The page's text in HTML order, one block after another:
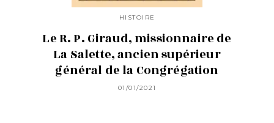
HISTOIRE
Le R. P. Giraud, missionnaire de
La Salette, ancien supérieur
général de la Congrégation
01/01/2021